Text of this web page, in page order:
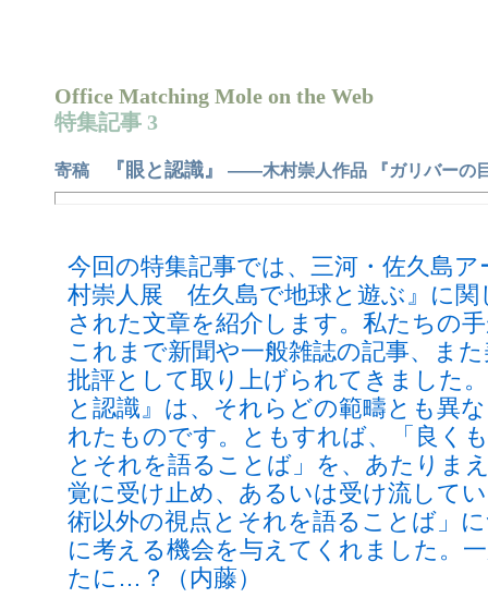
Office Matching Mole on the Web
特集記事 3
寄稿 『眼と認識』 ――木村崇人作品 『ガリバーの
今回の特集記事では、三河・佐久島
村崇人展 佐久島で地球と遊ぶ』に関
された文章を紹介します。私たちの
これまで新聞や一般雑誌の記事、ま
批評として取り上げられてきました
と認識』は、それらどの範疇とも異
れたものです。ともすれば、「良く
とそれを語ることば」を、あたりま
覚に受け止め、あるいは受け流して
術以外の視点とそれを語ることば」
に考える機会を与えてくれました。
たに…？（内藤）